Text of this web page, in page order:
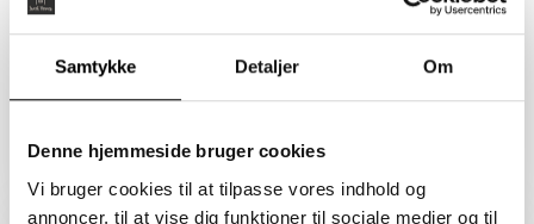
Samtykke Detaljer Om
Denne hjemmeside bruger cookies
Vi bruger cookies til at tilpasse vores indhold og
annoncer, til at vise dig funktioner til sociale medier og til